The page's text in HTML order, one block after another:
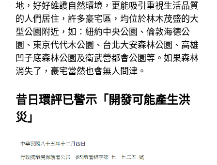
地，好好維護自然環境，更能吸引重視生活品質
的人們居住，許多豪宅區，均位於林木茂盛的大
型公園附近，如：紐約中央公園、倫敦海德公
園、東京代代木公園、台北大安森林公園、高雄
凹子底森林公園及衛武營都會公園等。如果森林
消失了，豪宅當然也會無人問津。
昔日環評已警示「開發可能產生洪
災」